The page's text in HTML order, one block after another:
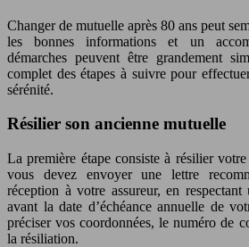
Changer de mutuelle après 80 ans peut
les bonnes informations et un
démarches peuvent être grandement
complet des étapes à suivre pour
sérénité.
Résilier son ancienne mutuelle
La première étape consiste à résilier
vous devez envoyer une lettre
réception à votre assureur, en
avant la date d’échéance annuelle de
préciser vos coordonnées, le numéro de
la résiliation.